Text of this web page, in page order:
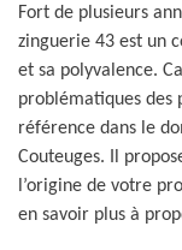
Fort de plusieurs
zinguerie 43 est un
et sa polyvalence.
problématiques des
référence dans le
Couteuges. Il
l’origine de votre
en savoir plus à